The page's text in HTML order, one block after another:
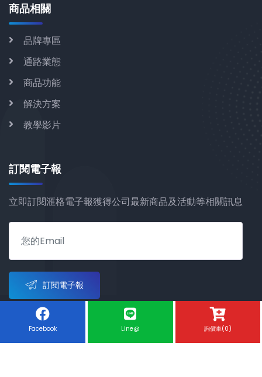
商品相關
品牌專區
通路業態
商品功能
解決方案
教學影片
訂閱電子報
立即訂閱滙格電子報獲得公司最新商品及活動等相關訊息
訂閱電子報
Facebook Line@ 詢價車(0)